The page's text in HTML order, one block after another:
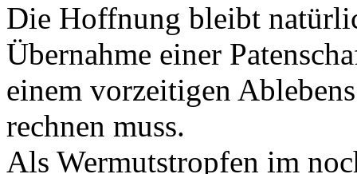
Die Hoffnung bleibt
Übernahme einer
einem vorzeitigen
rechnen muss.
Als Wermutstropfen im